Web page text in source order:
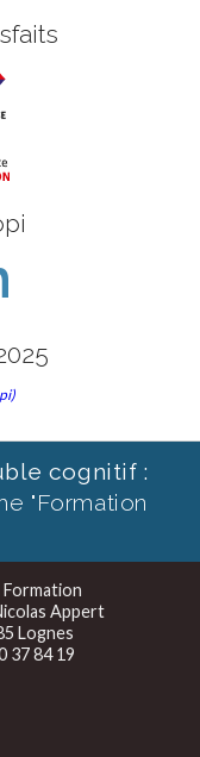
cognitif :
"Formation
Formation
Appert
Lognes
37 84 19